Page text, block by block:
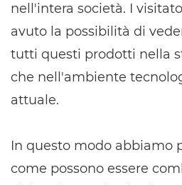
nell'intera società. I
avuto la possibilità di
tutti questi prodotti nella
che nell'ambiente
attuale.
In questo modo abbiamo
come possono essere